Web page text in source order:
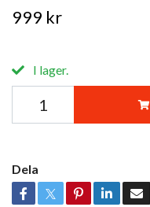
999 kr
I lager.
Dela